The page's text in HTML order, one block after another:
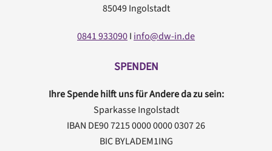
85049 Ingolstadt
0841 933090I info@dw-in.de
SPENDEN
Ihre Spende hilft uns für Andere da zu sein:
Sparkasse Ingolstadt
IBAN DE90 7215 0000 0000 0307 26
BIC BYLADEM1ING